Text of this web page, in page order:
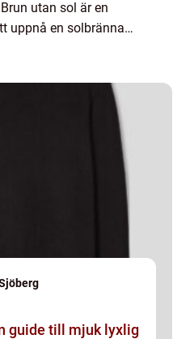
utan sol är en
uppnå en solbränna
guide till mjuk lyxlig